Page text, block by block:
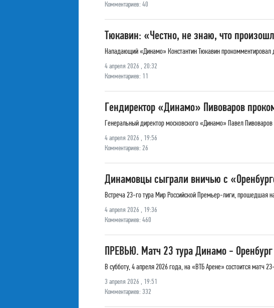
Комментариев: 40
Тюкавин: «Честно, не знаю, что
Нападающий «Динамо» Константин Тюкавин прокомментировал
4 апреля 2026 , 20:32
Комментариев: 11
Гендиректор «Динамо» Пивоваров
Генеральный директор московского «Динамо» Павел
4 апреля 2026 , 19:56
Комментариев: 26
Динамовцы сыграли вничью с
Встреча 23-го тура Мир Российской Премьер-лиги, прошедшая
4 апреля 2026 , 19:36
Комментариев: 460
ПРЕВЬЮ. Матч 23 тура Динамо - Оренбург
В субботу, 4 апреля 2026 года, на «ВТБ Арене» состоится
3 апреля 2026 , 19:51
Комментариев: 332